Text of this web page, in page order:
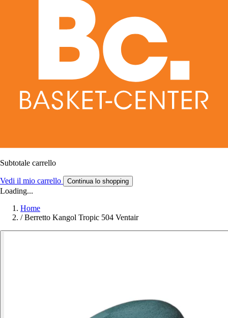
Subtotale carrello
Vedi il mio carrello Continua lo shopping
Loading...
Home
/ Berretto Kangol Tropic 504 Ventair